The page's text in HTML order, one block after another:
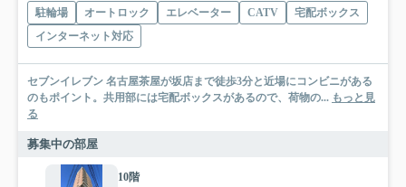
駐輪場 オートロック エレベーター CATV
宅配ボックス
インターネット対応
セブンイレブン 名古屋茶屋が坂店まで徒歩3分と近場にコンビニがある
のもポイント。共用部には宅配ボックスがあるので、荷物の... もっと見
る
募集中の部屋
10階